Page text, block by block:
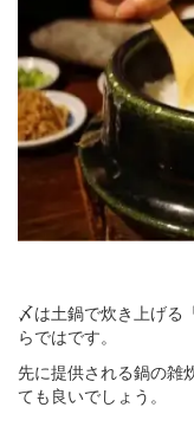
〆は土鍋で炊き上げる
らではです。
先に提供される鍋の雑
ても良いでしょう。